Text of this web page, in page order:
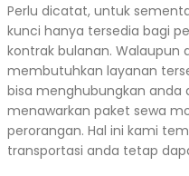
Perlu dicatat, untuk
kunci hanya tersedia bagi
kontrak bulanan. Walaupun
membutuhkan layanan
bisa menghubungkan anda
menawarkan paket sewa
perorangan. Hal ini kami
transportasi anda tetap